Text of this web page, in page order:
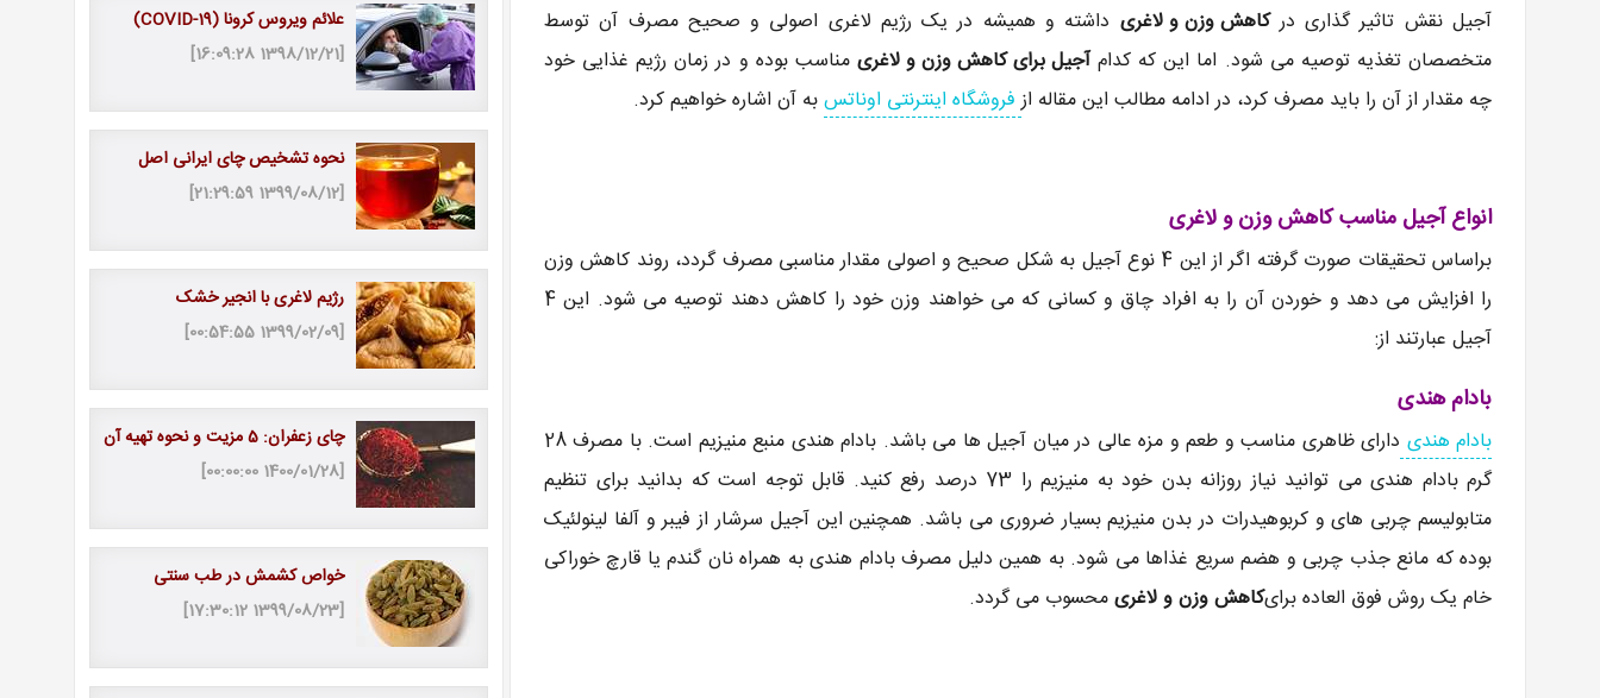
آجیل نقش تاثیر گذاری درکاهش وزن و لاغری داشته و همیشه در یک رژیم لاغری اصولی و صحیح مصرف آن توسط
متخصصان تغذیه توصیه می شود. اما این که کدامآجیل برای کاهش وزن و لاغری مناسب بوده و در زمان رژیم غذایی خود
چه مقدار از آن را باید مصرف کرد، در ادامه مطالب این مقاله ازفروشگاه اینترنتی اوناتسبه آن اشاره خواهیم کرد.
انواع آجیل مناسب کاهش وزن و لاغری
براساس تحقیقات صورت گرفته اگر از این 4 نوع آجیل به شکل صحیح و اصولی مقدار مناسبی مصرف گردد، روند کاهش وزن
را افزایش می دهد و خوردن آن را به افراد چاق و کسانی که می خواهند وزن خود را کاهش دهند توصیه می شود. این 4
آجیل عبارتند از:
بادام هندی
بادام هندی
دارای ظاهری مناسب و طعم و مزه عالی در میان آجیل ها می باشد. بادام هندی منبع منیزیم است. با مصرف 28
گرم بادام هندی می توانید نیاز روزانه بدن خود به منیزیم را 73 درصد رفع کنید. قابل توجه است که بدانید برای تنظیم
متابولیسم چربی های و کربوهیدرات در بدن منیزیم بسیار ضروری می باشد. همچنین این آجیل سرشار از فیبر و آلفا لینولئیک
بوده که مانع جذب چربی و هضم سریع غذاها می شود. به همین دلیل مصرف بادام هندی به همراه نان گندم یا قارچ خوراکی
خام یک روش فوق العاده برایکاهش وزن و لاغریمحسوب می گردد.
علائم ویروس کرونا (COVID-19)
[1398/12/21 16:09:28]
نحوه تشخیص چای ایرانی اصل
[1399/08/12 21:29:59]
رژیم لاغری با انجیر خشک
[1399/02/09 00:54:55]
چای زعفران: 5 مزیت و نحوه تهیه آن
[1400/01/28 00:00:00]
خواص کشمش در طب سنتی
[1399/08/23 17:30:12]